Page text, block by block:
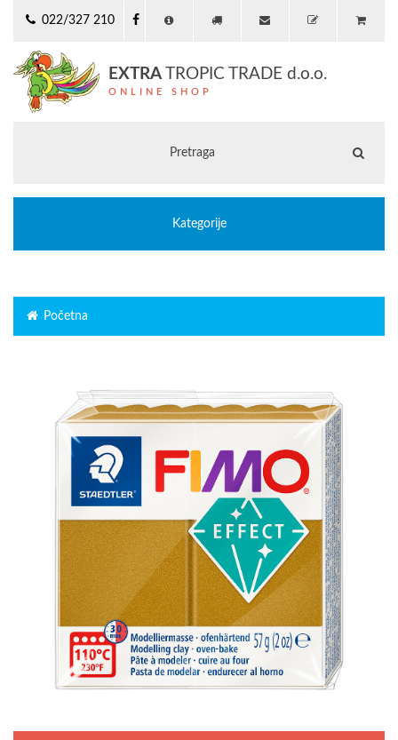
022/327 210
EXTRA TROPIC TRADE d.o.o.
ONLINE SHOP
Kategorije
Početna